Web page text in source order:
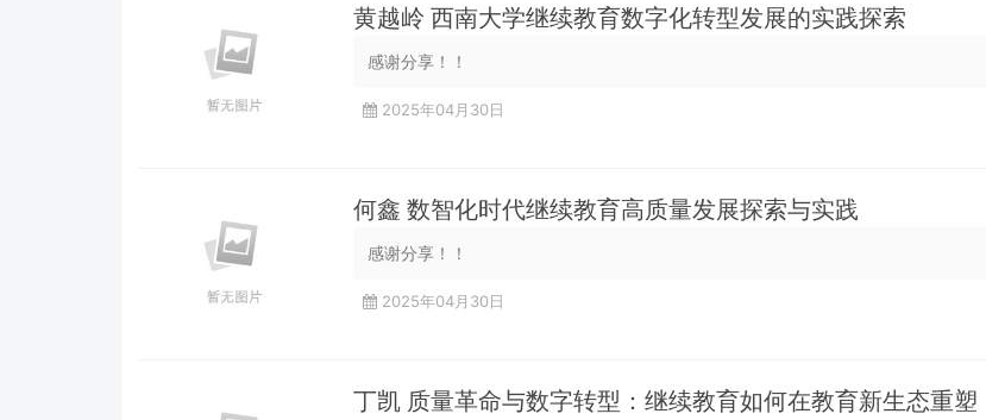
黄越岭 西南大学继续教育数字化转型发展的实践探索
感谢分享！！
2025年04月30日
何鑫 数智化时代继续教育高质量发展探索与实践
感谢分享！！
2025年04月30日
丁凯 质量革命与数字转型：继续教育如何在教育新生态重塑